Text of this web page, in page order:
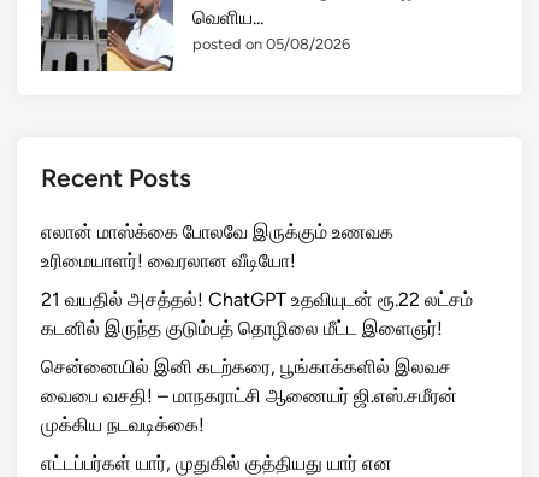
வெளிய...
posted on 05/08/2026
Recent Posts
எலான் மாஸ்க்கை போலவே இருக்கும் உணவக
உரிமையாளர்! வைரலான வீடியோ!
21 வயதில் அசத்தல்! ChatGPT உதவியுடன் ரூ.22 லட்சம்
கடனில் இருந்த குடும்பத் தொழிலை மீட்ட இளைஞர்!
சென்னையில் இனி கடற்கரை, பூங்காக்களில் இலவச
வைபை வசதி! – மாநகராட்சி ஆணையர் ஜி.எஸ்.சமீரன்
முக்கிய நடவடிக்கை!
எட்டப்பர்கள் யார், முதுகில் குத்தியது யார் என